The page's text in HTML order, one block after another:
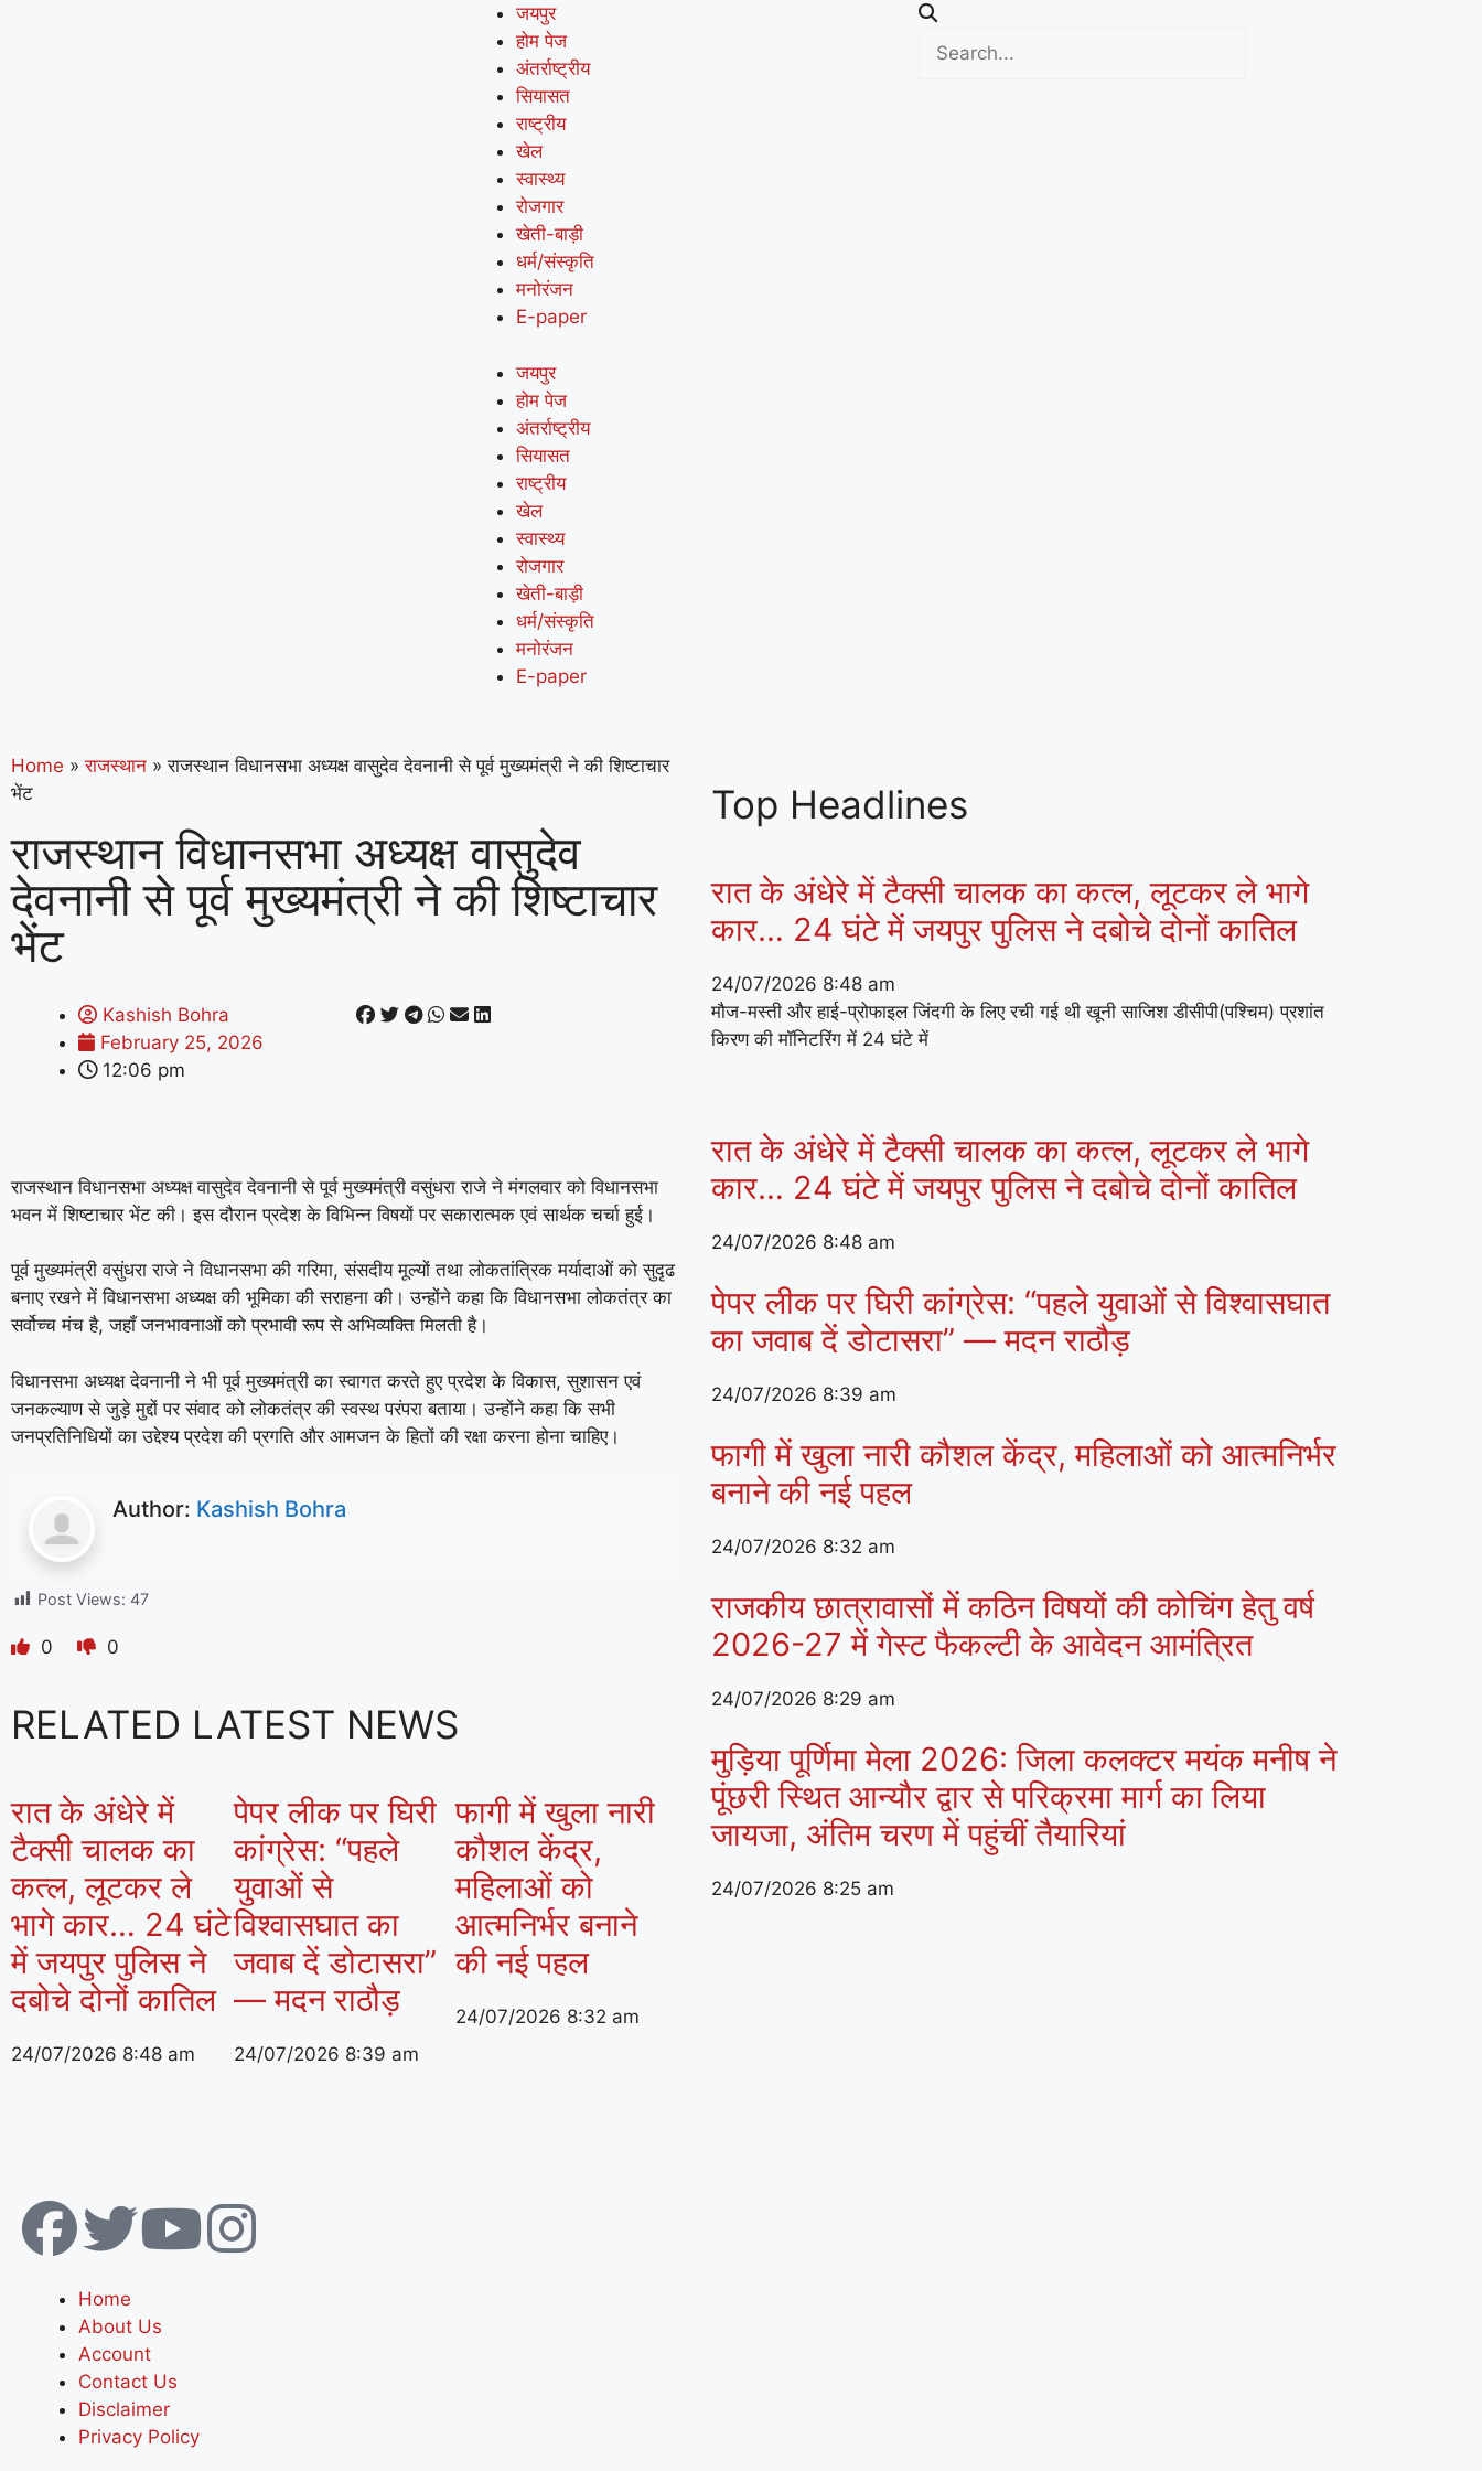
जयपुर
होम पेज
अंतर्राष्ट्रीय
सियासत
राष्ट्रीय
खेल
स्वास्थ्य
रोजगार
खेती-बाड़ी
धर्म/संस्कृति
मनोरंजन
E-paper
जयपुर
होम पेज
अंतर्राष्ट्रीय
सियासत
राष्ट्रीय
खेल
स्वास्थ्य
रोजगार
खेती-बाड़ी
धर्म/संस्कृति
मनोरंजन
E-paper
Home » राजस्थान » राजस्थान विधानसभा अध्यक्ष वासुदेव देवनानी से पूर्व मुख्यमंत्री ने की शिष्टाचार
भेंट
राजस्थान विधानसभा अध्यक्ष वासुदेव
देवनानी से पूर्व मुख्यमंत्री ने की शिष्टाचार
भेंट
Kashish Bohra
February 25, 2026
12:06 pm
राजस्थान विधानसभा अध्यक्ष वासुदेव देवनानी से पूर्व मुख्यमंत्री वसुंधरा राजे ने मंगलवार को विधानसभा
भवन में शिष्टाचार भेंट की। इस दौरान प्रदेश के विभिन्न विषयों पर सकारात्मक एवं सार्थक चर्चा हुई।
पूर्व मुख्यमंत्री वसुंधरा राजे ने विधानसभा की गरिमा, संसदीय मूल्यों तथा लोकतांत्रिक मर्यादाओं को सुदृढ
बनाए रखने में विधानसभा अध्यक्ष की भूमिका की सराहना की। उन्होंने कहा कि विधानसभा लोकतंत्र का
सर्वोच्च मंच है, जहाँ जनभावनाओं को प्रभावी रूप से अभिव्यक्ति मिलती है।
विधानसभा अध्यक्ष देवनानी ने भी पूर्व मुख्यमंत्री का स्वागत करते हुए प्रदेश के विकास, सुशासन एवं
जनकल्याण से जुड़े मुद्दों पर संवाद को लोकतंत्र की स्वस्थ परंपरा बताया। उन्होंने कहा कि सभी
जनप्रतिनिधियों का उ‌द्देश्य प्रदेश की प्रगति और आमजन के हितों की रक्षा करना होना चाहिए।
Author: Kashish Bohra
Post Views: 47
0 0
RELATED LATEST NEWS
रात के अंधेरे में
टैक्सी चालक का
कत्ल, लूटकर ले
भागे कार… 24 घंटे
में जयपुर पुलिस ने
दबोचे दोनों कातिल
24/07/2026 8:48 am
पेपर लीक पर घिरी
कांग्रेस: “पहले
युवाओं से
विश्वासघात का
जवाब दें डोटासरा”
— मदन राठौड़
24/07/2026 8:39 am
फागी में खुला नारी
कौशल केंद्र,
महिलाओं को
आत्मनिर्भर बनाने
की नई पहल
24/07/2026 8:32 am
Top Headlines
रात के अंधेरे में टैक्सी चालक का कत्ल, लूटकर ले भागे
कार… 24 घंटे में जयपुर पुलिस ने दबोचे दोनों कातिल
24/07/2026 8:48 am
मौज-मस्ती और हाई-प्रोफाइल जिंदगी के लिए रची गई थी खूनी साजिश डीसीपी(पश्चिम) प्रशांत
किरण की मॉनिटरिंग में 24 घंटे में
रात के अंधेरे में टैक्सी चालक का कत्ल, लूटकर ले भागे
कार… 24 घंटे में जयपुर पुलिस ने दबोचे दोनों कातिल
24/07/2026 8:48 am
पेपर लीक पर घिरी कांग्रेस: “पहले युवाओं से विश्वासघात
का जवाब दें डोटासरा” — मदन राठौड़
24/07/2026 8:39 am
फागी में खुला नारी कौशल केंद्र, महिलाओं को आत्मनिर्भर
बनाने की नई पहल
24/07/2026 8:32 am
राजकीय छात्रावासों में कठिन विषयों की कोचिंग हेतु वर्ष
2026-27 में गेस्ट फैकल्टी के आवेदन आमंत्रित
24/07/2026 8:29 am
मुड़िया पूर्णिमा मेला 2026: जिला कलक्टर मयंक मनीष ने
पूंछरी स्थित आन्यौर द्वार से परिक्रमा मार्ग का लिया
जायजा, अंतिम चरण में पहुंचीं तैयारियां
24/07/2026 8:25 am
Home
About Us
Account
Contact Us
Disclaimer
Privacy Policy